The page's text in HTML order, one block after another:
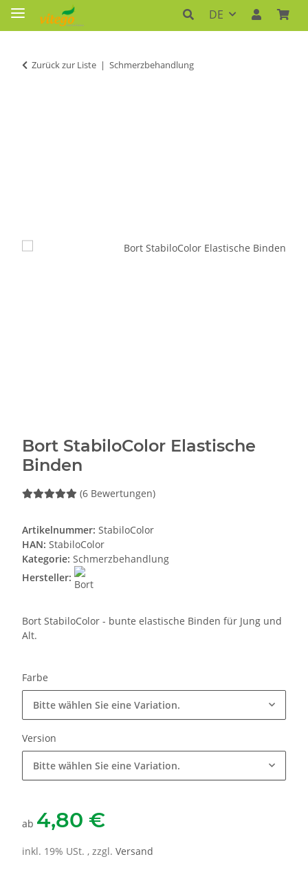
DE
Zurück zur Liste Schmerzbehandlung
Bort StabiloColor Elastische
Binden
(6 Bewertungen)
Artikelnummer: StabiloColor
HAN: StabiloColor
Kategorie: Schmerzbehandlung
Hersteller:
Bort StabiloColor - bunte elastische Binden für Jung und
Alt.
Farbe
Bitte wählen Sie eine Variation.
Version
Bitte wählen Sie eine Variation.
ab 4,80 €
inkl. 19% USt. , zzgl. Versand